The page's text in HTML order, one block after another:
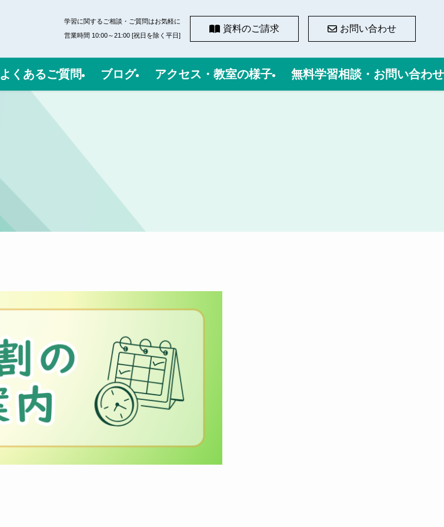
学習に関するご相談・ご質問はお気軽に
営業時間 10:00～21:00 [祝日を除く平日]
資料のご請求 お問い合わせ
よくあるご質問 ブログ アクセス・教室の様子 無料学習相談・お問い合わせ